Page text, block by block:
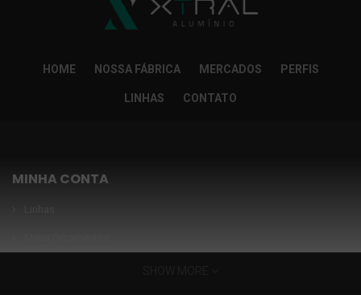
HOME NOSSA FÁBRICA MERCADOS PERFIS
LINHAS CONTATO
MINHA CONTA